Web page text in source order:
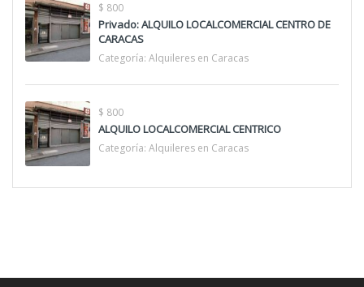
$ 800
Privado: ALQUILO LOCALCOMERCIAL CENTRO DE
CARACAS
Categoría: Alquileres en Caracas
$ 800
ALQUILO LOCALCOMERCIAL CENTRICO
Categoría: Alquileres en Caracas